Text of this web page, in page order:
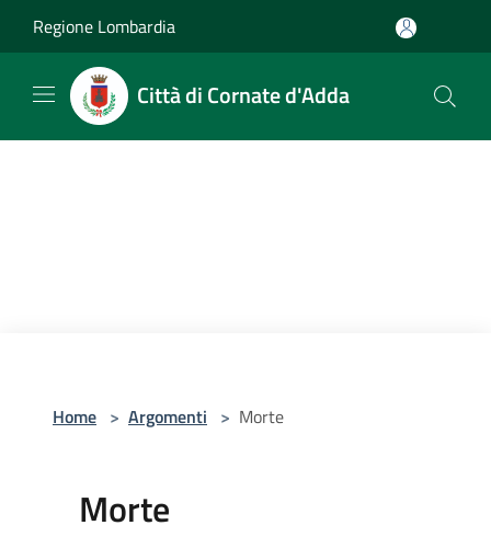
Regione Lombardia
Città di Cornate d'Adda
Home > Argomenti > Morte
Morte